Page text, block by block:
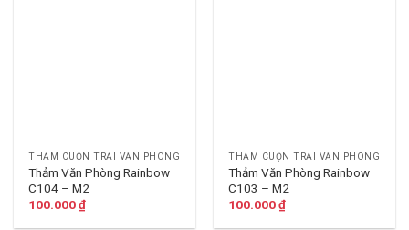
THẢM CUỘN TRẢI VĂN PHÒNG
Thảm Văn Phòng Rainbow
C104 – M2
100.000₫
THẢM CUỘN TRẢI VĂN PHÒNG
Thảm Văn Phòng Rainbow
C103 – M2
100.000₫